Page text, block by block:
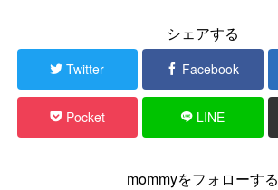
シェアする
Twitter Facebook
Pocket LINE
mommyをフォローする